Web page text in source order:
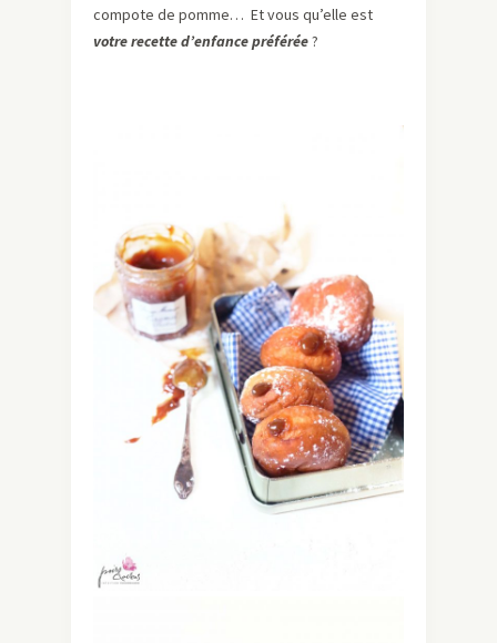
compote de pomme… Et vous qu’elle est
votre recette d’enfance préférée?